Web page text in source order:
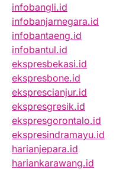
infobangli.id
infobanjarnegara.id
infobantaeng.id
infobantul.id
ekspresbekasi.id
ekspresbone.id
eksprescianjur.id
ekspresgresik.id
ekspresgorontalo.id
ekspresindramayu.id
harianjepara.id
hariankarawang.id